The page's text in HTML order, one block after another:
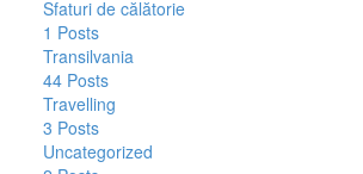
Sfaturi de călătorie
1 Posts
Transilvania
44 Posts
Travelling
3 Posts
Uncategorized